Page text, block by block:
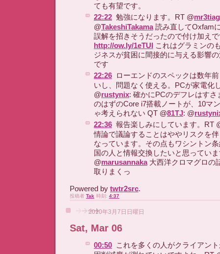
ても有望です。
22:22 勉強になります。RT @
@TakeshiTakama読み直してOxfam
誤解を招きそうだったので付け加え
http://ow.ly/1eTUl これはグラミンの
ジネスが貧困に間接的に与える影響
です
22:26 ローエンドのスペックは数年
いし、問題なく使える。PCが家電化
@rustynix: 確かにPCのデフレはす
のはずのCore i7搭載ノートが、10マ
ゃ考えられない QT @81TJ: @
22:36 報告楽しみにしています。RT
情論で議論することはややリスクを
なっています。その点もワシントン
国の人と情報交換したいと思ってい
@marusannaka大西洋クロマグロの
取りまくっ
Powered by twtr2src.
投稿者 Tak 時刻: 4:37
2010年3月7日日曜日
Sat, Mar 06
00:50 これを多くの人がクライアン